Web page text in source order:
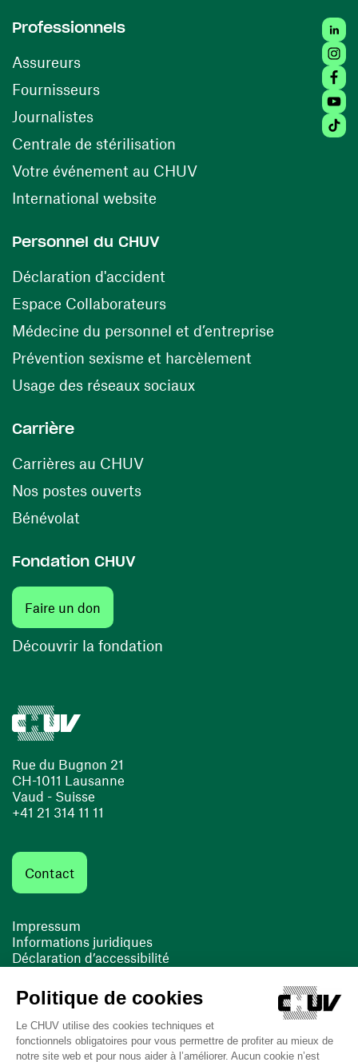
Rue du Bugnon 21
CH-1011 Lausanne
Vaud - Suisse
+41 21 314 11 11
Contact
Impressum
Informations juridiques
Déclaration d’accessibilité
Cookies
Professionnels
Assureurs
Fournisseurs(opens in a new window)
Journalistes
Centrale de stérilisation (opens in a new window)
Votre événement au CHUV(opens in a new
International website
Personnel du CHUV
Déclaration d'accident
Espace Collaborateurs(opens in a new window)
Médecine du personnel et d’entreprise
Prévention sexisme et harcèlement
Usage des réseaux sociaux(opens in a new
Carrière
Carrières au CHUV(opens in a new window)
Nos postes ouverts(opens in a new window)
Bénévolat
Fondation CHUV
Faire un don
Découvrir la fondation